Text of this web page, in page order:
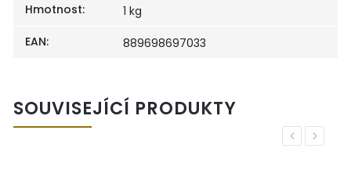
Hmotnost:
1 kg
EAN: 889698697033
SOUVISEJÍCÍ PRODUKTY
Previous
Next